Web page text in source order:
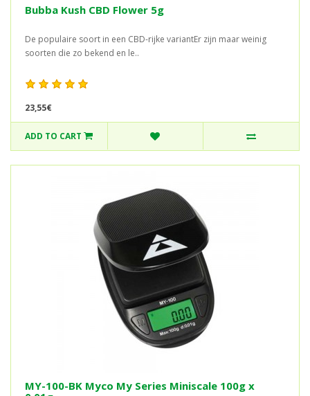
Bubba Kush CBD Flower 5g
De populaire soort in een CBD-rijke variantEr zijn maar weinig
soorten die zo bekend en le..
23,55€
ADD TO CART
MY-100-BK Myco My Series Miniscale 100g x